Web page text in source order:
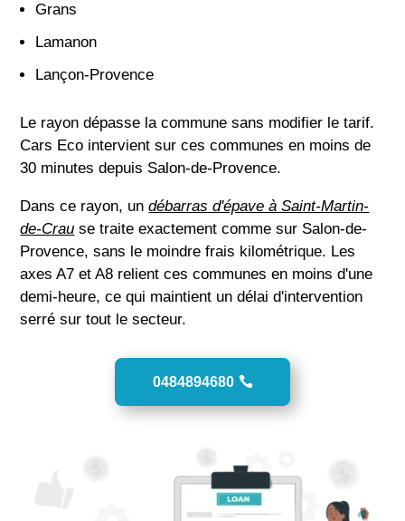
Grans
Lamanon
Lançon-Provence
Le rayon dépasse la commune sans modifier le tarif.
Cars Eco intervient sur ces communes en moins de
30 minutes depuis Salon-de-Provence.
Dans ce rayon, undébarras d'épave à Saint-Martin-
de-Crau se traite exactement comme sur Salon-de-
Provence, sans le moindre frais kilométrique. Les
axes A7 et A8 relient ces communes en moins d'une
demi-heure, ce qui maintient un délai d'intervention
serré sur tout le secteur.
0484894680